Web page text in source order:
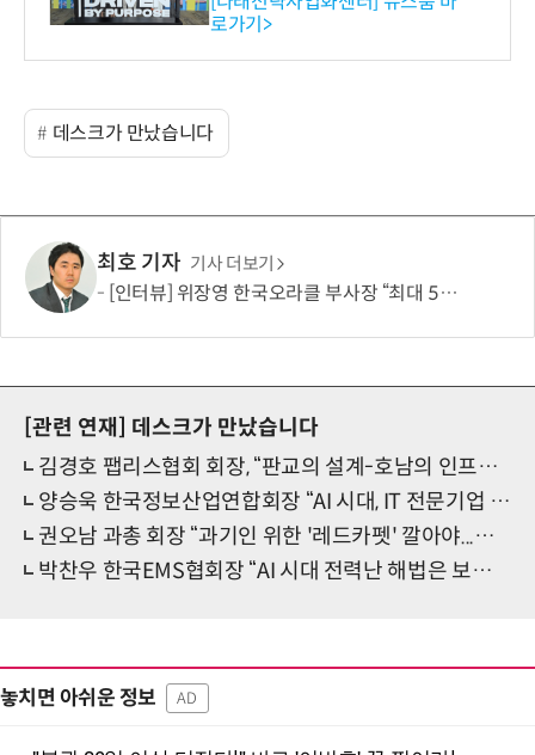
-바이오 해외 진출 교두보 확
보
로가기>
데스크가 만났습니다
최호 기자 기사 더보기
[인터뷰] 위장영 한국오라클 부사장 “최대 50% 비용 절감에 풀스택 AI 역량…엔터프라이즈 AI 시장 본격 공략”
[관련 연재]
데스크가 만났습니다
김경호 팹리스협회 회장, “판교의 설계-호남의 인프라 잇는 국가적 반도체 전략 세워야”
양승욱 한국정보산업연합회장 “AI 시대, IT 전문기업 소외되지 않도록…협·단체 간 동반자 모델 구축”
권오남 과총 회장 “과기인 위한 '레드카펫' 깔아야...과총 역할 확대도 추진”
박찬우 한국EMS협회장 “AI 시대 전력난 해법은 보이지 않는 발전소, EMS”
놓치면 아쉬운 정보 AD